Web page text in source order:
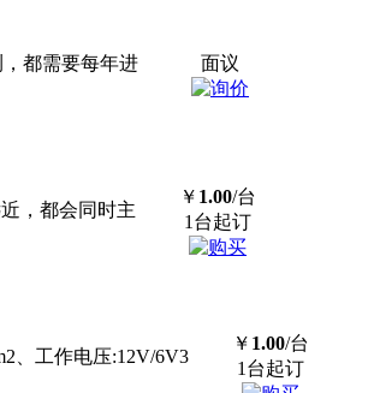
都需要每年进
面议
，都会同时主
￥ 1.00/台
1台起订
、工作电压:12V/6V3
￥ 1.00/台
1台起订